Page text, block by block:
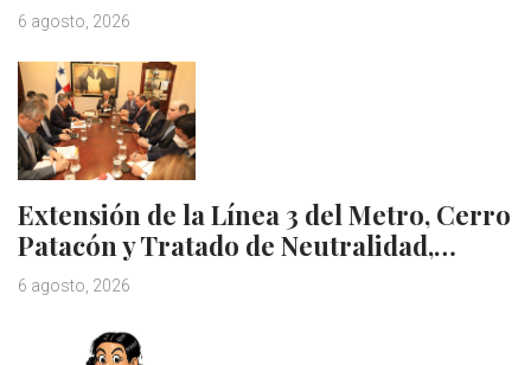
6 agosto, 2026
Extensión de la Línea 3 del Metro, Cerro
Patacón y Tratado de Neutralidad,…
6 agosto, 2026